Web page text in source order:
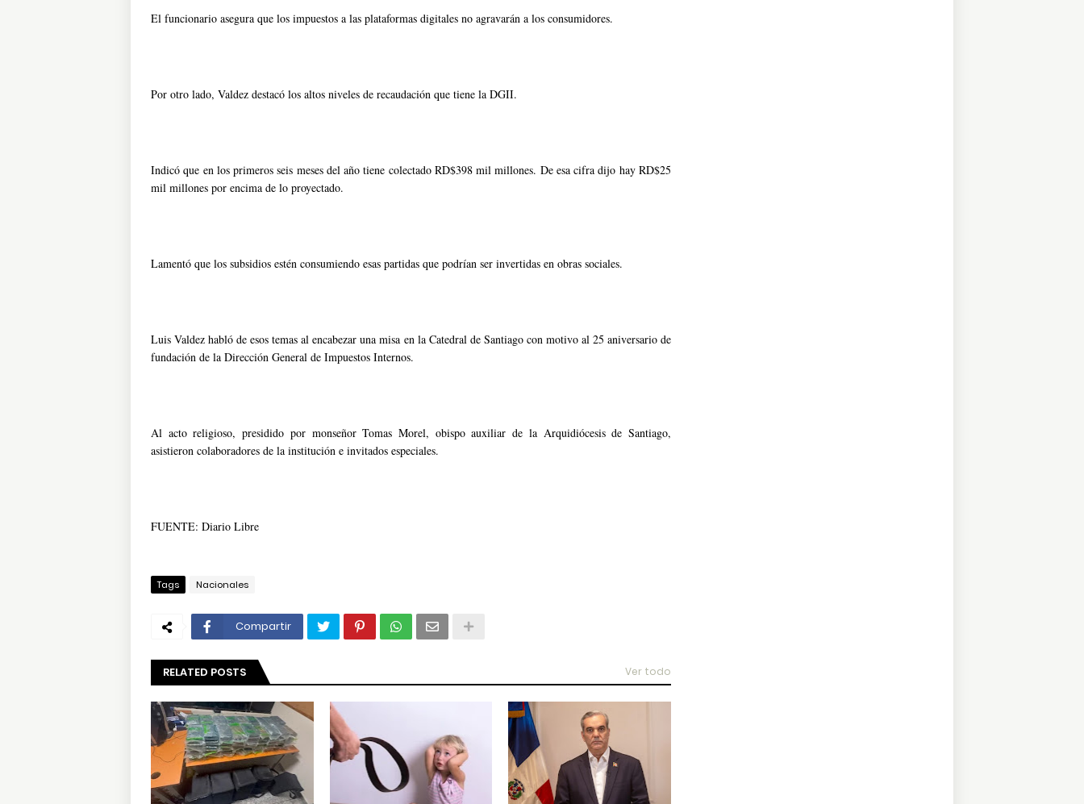
El funcionario asegura que los impuestos a las plataformas digitales no agravarán a los consumidores.
Por otro lado, Valdez destacó los altos niveles de recaudación que tiene la DGII.
Indicó que en los primeros seis meses del año tiene colectado RD$398 mil millones. De esa cifra dijo hay RD$25
mil millones por encima de lo proyectado.
Lamentó que los subsidios estén consumiendo esas partidas que podrían ser invertidas en obras sociales.
Luis Valdez habló de esos temas al encabezar una misa en la Catedral de Santiago con motivo al 25 aniversario de
fundación de la Dirección General de Impuestos Internos.
Al acto religioso, presidido por monseñor Tomas Morel, obispo auxiliar de la Arquidiócesis de Santiago,
asistieron colaboradores de la institución e invitados especiales.
FUENTE: Diario Libre
Tags Nacionales
Compartir
RELATED POSTS Ver todo